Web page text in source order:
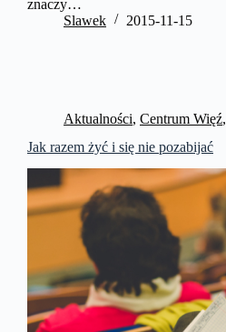
znaczy…
Slawek
2015-11-15
Aktualności, Centrum Więź,
Jak razem żyć i się nie pozabijać